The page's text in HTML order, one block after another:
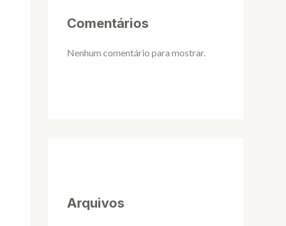
Comentários
Nenhum comentário para mostrar.
Arquivos